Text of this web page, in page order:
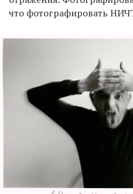
что фотографировать